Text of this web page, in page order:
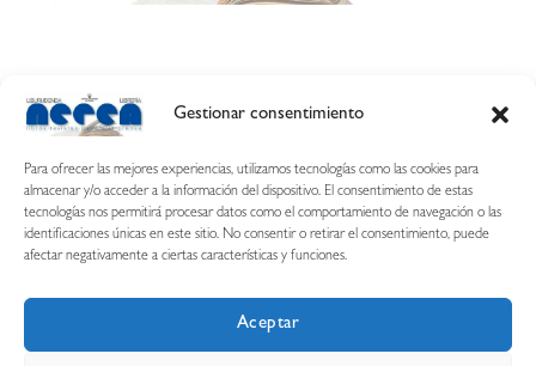
Gestionar consentimiento
Para ofrecer las mejores experiencias, utilizamos tecnologías como las cookies para
almacenar y/o acceder a la información del dispositivo. El consentimiento de estas
tecnologías nos permitirá procesar datos como el comportamiento de navegación o las
identificaciones únicas en este sitio. No consentir o retirar el consentimiento, puede
afectar negativamente a ciertas características y funciones.
Aceptar
Calle Esquíroz, 27
687 54 31 70
nerearetamonge@gmail.com